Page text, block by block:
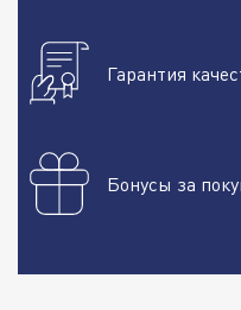
Гарантия
Бонусы за